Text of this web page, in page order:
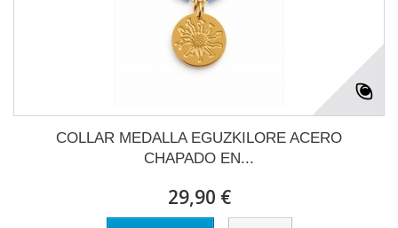
COLLAR MEDALLA EGUZKILORE ACERO
CHAPADO EN...
29,90 €